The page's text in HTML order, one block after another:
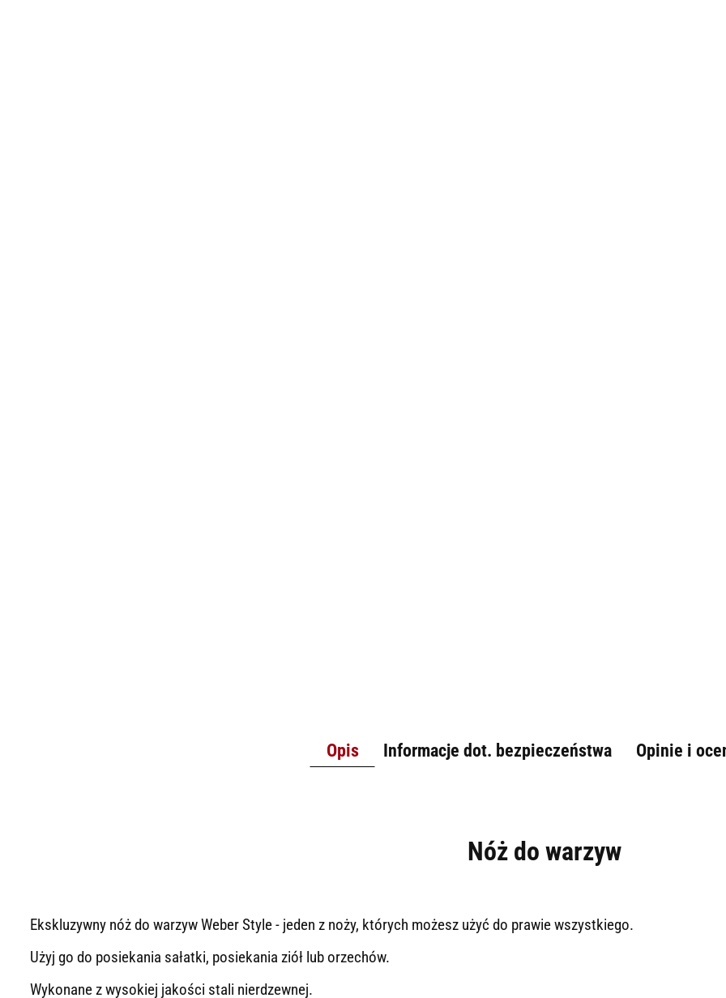
Opis Informacje dot. bezpieczeństwa Opinie i
Nóż do warzyw
Ekskluzywny nóż do warzyw Weber Style - jeden z noży, których możesz użyć do prawie wszystkiego.
Użyj go do posiekania sałatki, posiekania ziół lub orzechów.
Wykonane z wysokiej jakości stali nierdzewnej.